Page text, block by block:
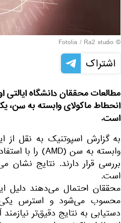
©
Fotolia / Ra2 studio
اشتراک
مطالعات محققان دانشگاه
انحطاط ماکولای وابسته به سن،
است.
است.
محسوب می‌شود و استرس یکی
دستیابی به نتایج دقیق‌تر